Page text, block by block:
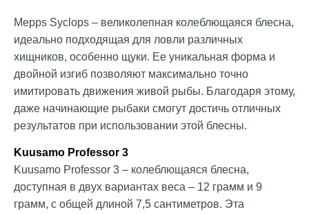
Mepps Syclops – великолепная колеблющаяся блесна,
идеально подходящая для ловли различных
хищников, особенно щуки. Ее уникальная форма и
двойной изгиб позволяют максимально точно
имитировать движения живой рыбы. Благодаря этому,
даже начинающие рыбаки смогут достичь отличных
результатов при использовании этой блесны.
Kuusamo Professor 3
Kuusamo Professor 3 – колеблющаяся блесна,
доступная в двух вариантах веса – 12 грамм и 9
грамм, с общей длиной 7,5 сантиметров. Эта